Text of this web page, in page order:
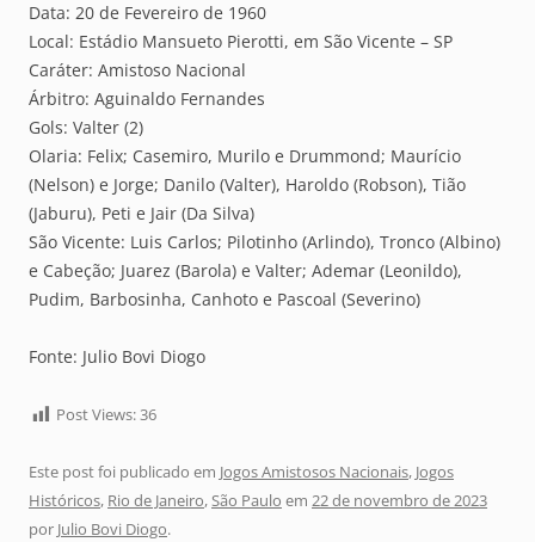
Data: 20 de Fevereiro de 1960
Local: Estádio Mansueto Pierotti, em São Vicente – SP
Caráter: Amistoso Nacional
Árbitro: Aguinaldo Fernandes
Gols: Valter (2)
Olaria: Felix; Casemiro, Murilo e Drummond; Maurício
(Nelson) e Jorge; Danilo (Valter), Haroldo (Robson), Tião
(Jaburu), Peti e Jair (Da Silva)
São Vicente: Luis Carlos; Pilotinho (Arlindo), Tronco (Albino)
e Cabeção; Juarez (Barola) e Valter; Ademar (Leonildo),
Pudim, Barbosinha, Canhoto e Pascoal (Severino)
Fonte: Julio Bovi Diogo
Post Views:36
Este post foi publicado em Jogos Amistosos Nacionais, Jogos
Históricos, Rio de Janeiro,São Paulo em 22 de novembro de 2023
por Julio Bovi Diogo.